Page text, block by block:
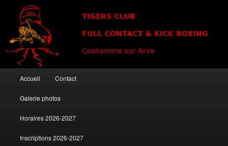
Tigers Club
Club de kick boxing à Contamine sur Arve
Aller au contenu principal
Aller au contenu secondaire
Accueil Contact
Galerie photos
Horaires 2026-2027
Inscriptions 2026-2027